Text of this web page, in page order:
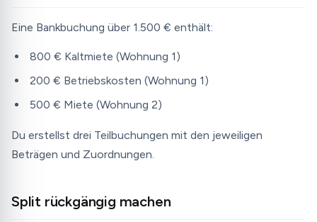
Eine Bankbuchung über 1.500 € enthält:
800 € Kaltmiete (Wohnung 1)
200 € Betriebskosten (Wohnung 1)
500 € Miete (Wohnung 2)
Du erstellst drei Teilbuchungen mit den jeweiligen
Beträgen und Zuordnungen.
Split rückgängig machen